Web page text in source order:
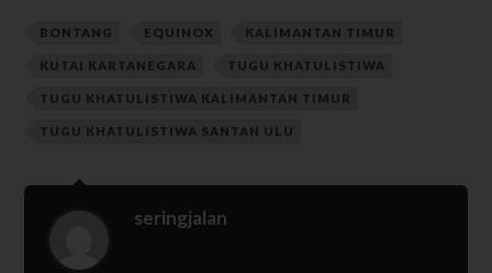
BONTANG EQUINOX KALIMANTAN TIMUR
KUTAI KARTANEGARA TUGU KHATULISTIWA
TUGU KHATULISTIWA KALIMANTAN TIMUR
TUGU KHATULISTIWA SANTAN ULU
seringjalan